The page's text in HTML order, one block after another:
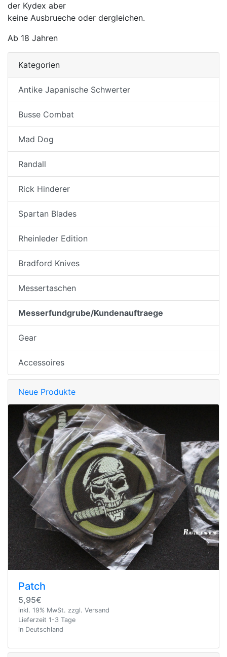
der Kydex aber
keine Ausbrueche oder dergleichen.
Ab 18 Jahren
Kategorien
Antike Japanische Schwerter
Busse Combat
Mad Dog
Randall
Rick Hinderer
Spartan Blades
Rheinleder Edition
Bradford Knives
Messertaschen
Messerfundgrube/Kundenauftraege
Gear
Accessoires
Neue Produkte
Patch
5,95€
inkl. 19% MwSt. zzgl. Versand
Lieferzeit 1-3 Tage
in Deutschland